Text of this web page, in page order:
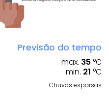
Previsão do tempo
max. 35 °C
min. 21 °C
Chuvas esparsas